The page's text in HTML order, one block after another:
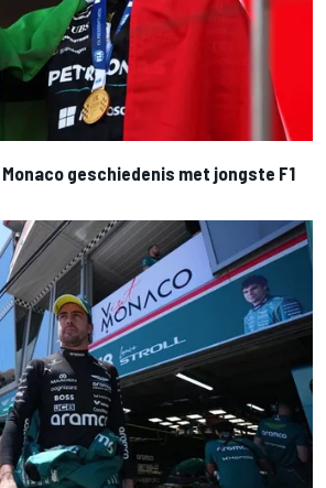
geschiedenis met jongste F1